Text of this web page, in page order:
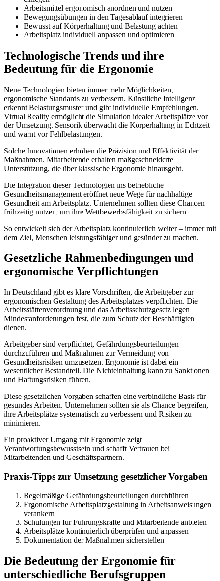
Arbeitsmittel ergonomisch anordnen und nutzen
Bewegungsübungen in den Tagesablauf integrieren
Bewusst auf Körperhaltung und Belastung achten
Arbeitsplatz individuell anpassen und optimieren
Technologische Trends und ihre
Bedeutung für die Ergonomie
Neue Technologien bieten immer mehr Möglichkeiten,
ergonomische Standards zu verbessern. Künstliche Intelligenz
erkennt Belastungsmuster und gibt individuelle Empfehlungen.
Virtual Reality ermöglicht die Simulation idealer Arbeitsplätze vor
der Umsetzung. Sensorik überwacht die Körperhaltung in Echtzeit
und warnt vor Fehlbelastungen.
Solche Innovationen erhöhen die Präzision und Effektivität der
Maßnahmen. Mitarbeitende erhalten maßgeschneiderte
Unterstützung, die über klassische Ergonomie hinausgeht.
Die Integration dieser Technologien ins betriebliche
Gesundheitsmanagement eröffnet neue Wege für nachhaltige
Gesundheit am Arbeitsplatz. Unternehmen sollten diese Chancen
frühzeitig nutzen, um ihre Wettbewerbsfähigkeit zu sichern.
So entwickelt sich der Arbeitsplatz kontinuierlich weiter – immer mit
dem Ziel, Menschen leistungsfähiger und gesünder zu machen.
Gesetzliche Rahmenbedingungen und
ergonomische Verpflichtungen
In Deutschland gibt es klare Vorschriften, die Arbeitgeber zur
ergonomischen Gestaltung des Arbeitsplatzes verpflichten. Die
Arbeitsstättenverordnung und das Arbeitsschutzgesetz legen
Mindestanforderungen fest, die zum Schutz der Beschäftigten
dienen.
Arbeitgeber sind verpflichtet, Gefährdungsbeurteilungen
durchzuführen und Maßnahmen zur Vermeidung von
Gesundheitsrisiken umzusetzen. Ergonomie ist dabei ein
wesentlicher Bestandteil. Die Nichteinhaltung kann zu Sanktionen
und Haftungsrisiken führen.
Diese gesetzlichen Vorgaben schaffen eine verbindliche Basis für
gesundes Arbeiten. Unternehmen sollten sie als Chance begreifen,
ihre Arbeitsplätze systematisch zu verbessern und Risiken zu
minimieren.
Ein proaktiver Umgang mit Ergonomie zeigt
Verantwortungsbewusstsein und schafft Vertrauen bei
Mitarbeitenden und Geschäftspartnern.
Praxis-Tipps zur Umsetzung gesetzlicher Vorgaben
Regelmäßige Gefährdungsbeurteilungen durchführen
Ergonomische Arbeitsplatzgestaltung in Arbeitsanweisungen
verankern
Schulungen für Führungskräfte und Mitarbeitende anbieten
Arbeitsplätze kontinuierlich überprüfen und anpassen
Dokumentation der Maßnahmen sicherstellen
Die Bedeutung der Ergonomie für
unterschiedliche Berufsgruppen